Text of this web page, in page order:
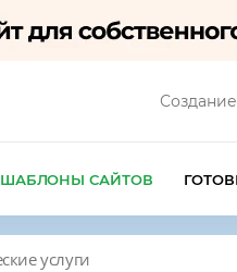
ШАБЛОНЫ САЙТОВ